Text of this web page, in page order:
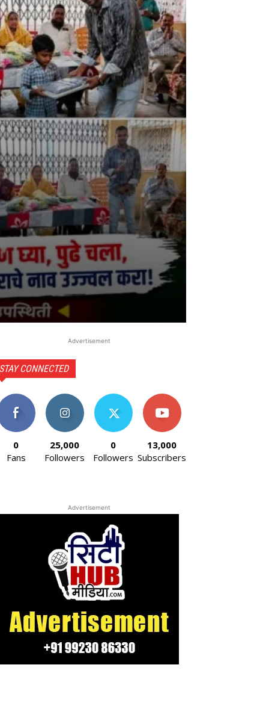
Advertisement
STAY CONNECTED
0
Fans
25,000
Followers
0
Followers
13,000
Subscribers
Advertisement